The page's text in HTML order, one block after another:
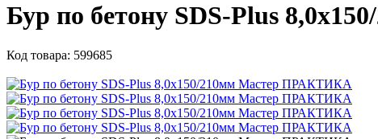
Бур по бетону SDS-Plus
Код товара: 599685